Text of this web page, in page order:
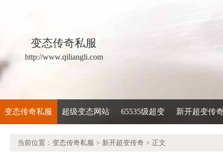
变态传奇私服
http://www.qiliangli.com
变态传奇私服 超级变态网站 65535级超变 新开超变传
当前位置： 变态传奇私服 > 新开超变传奇 > 正文